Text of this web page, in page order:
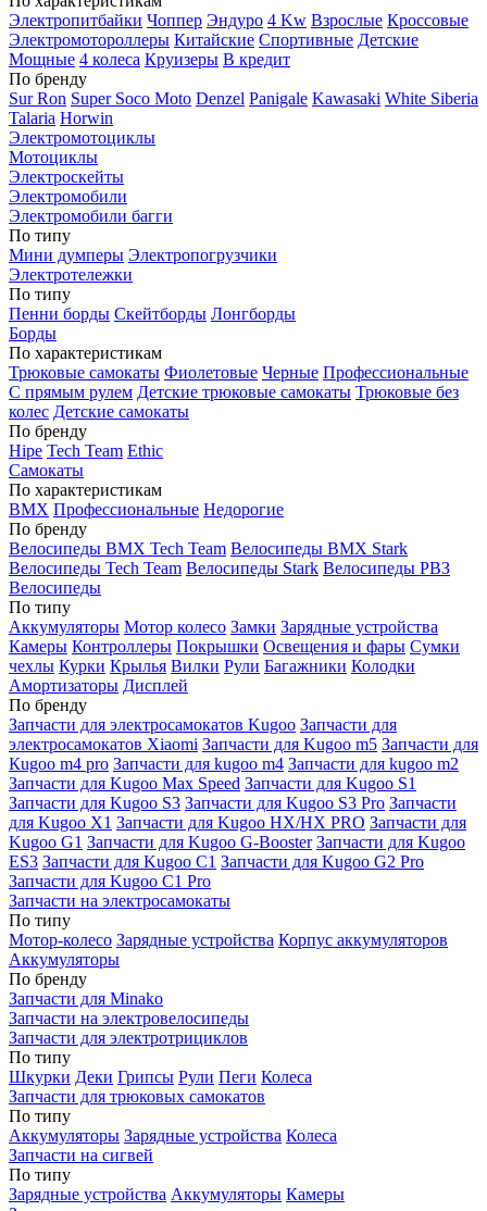
Электропитбайки Чоппер Эндуро 4 Kw Взрослые Кроссовые
Электромотороллеры Китайские Спортивные Детские
Мощные 4 колеса Круизеры В кредит
По бренду
Sur Ron Super Soco Moto Denzel Panigale Kawasaki White Siberia
Talaria Horwin
Электромотоциклы
Мотоциклы
Электроскейты
Электромобили
Электромобили багги
По типу
Мини думперы Электропогрузчики
Электротележки
По типу
Пенни борды Скейтборды Лонгборды
Борды
По характеристикам
Трюковые самокаты Фиолетовые Черные Профессиональные
С прямым рулем Детские трюковые самокаты Трюковые без
колес Детские самокаты
По бренду
Hipe Tech Team Ethic
Самокаты
По характеристикам
BMX Профессиональные Недорогие
По бренду
Велосипеды BMX Tech Team Велосипеды BMX Stark
Велосипеды Tech Team Велосипеды Stark Велосипеды РВЗ
Велосипеды
По типу
Аккумуляторы Мотор колесо Замки Зарядные устройства
Камеры Контроллеры Покрышки Освещения и фары Сумки
чехлы Курки Крылья Вилки Рули Багажники Колодки
Амортизаторы Дисплей
По бренду
Запчасти для электросамокатов Kugoo Запчасти для
электросамокатов Xiaomi Запчасти для Kugoo m5 Запчасти для
Кugoo m4 pro Запчасти для kugoo m4 Запчасти для kugoo m2
Запчасти для Kugoo Max Speed Запчасти для Kugoo S1
Запчасти для Kugoo S3 Запчасти для Kugoo S3 Pro Запчасти
для Kugoo X1 Запчасти для Kugoo HX/HX PRO Запчасти для
Kugoo G1 Запчасти для Kugoo G-Booster Запчасти для Kugoo
ES3 Запчасти для Kugoo C1 Запчасти для Kugoo G2 Pro
Запчасти для Kugoo C1 Pro
Запчасти на электросамокаты
По типу
Мотор-колесо Зарядные устройства Корпус аккумуляторов
Аккумуляторы
По бренду
Запчасти для Minako
Запчасти на электровелосипеды
Запчасти для электротрициклов
По типу
Шкурки Деки Грипсы Рули Пеги Колеса
Запчасти для трюковых самокатов
По типу
Аккумуляторы Зарядные устройства Колеса
Запчасти на сигвей
По типу
Зарядные устройства Аккумуляторы Камеры